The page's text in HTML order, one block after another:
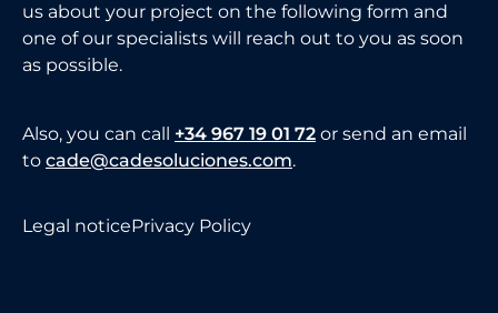
us about your project on the following form and
one of our specialists will reach out to you as soon
as possible.
Also, you can call +34 967 19 01 72 or send an email
to cade@cadesoluciones.com.
Legal noticePrivacy Policy